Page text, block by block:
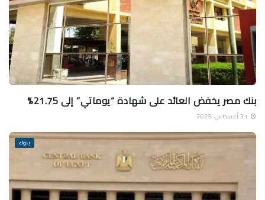
بنك مصر يخفض العائد على شهادة “يوماتي” إلى 21.75%
بنوك